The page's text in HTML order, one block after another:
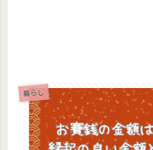
暮らし